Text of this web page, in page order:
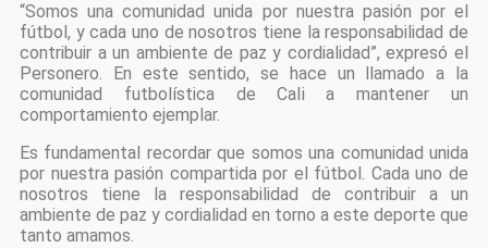
“Somos una comunidad unida por nuestra pasión por el
fútbol, y cada uno de nosotros tiene la responsabilidad de
contribuir a un ambiente de paz y cordialidad”, expresó el
Personero. En este sentido, se hace un llamado a la
comunidad futbolística de Cali a mantener un
comportamiento ejemplar.
Es fundamental recordar que somos una comunidad unida
por nuestra pasión compartida por el fútbol. Cada uno de
nosotros tiene la responsabilidad de contribuir a un
ambiente de paz y cordialidad en torno a este deporte que
tanto amamos.